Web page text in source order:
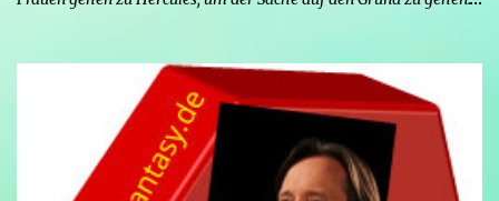
denn nun kann sie nicht nur die Frau von Hercules sein, sondern
endlich auch Menschen berühren, ohne sich zu verwandeln. Mars
ist immer noch wütend auf Hercules, weil er Xena davon
überzeugt hat, nicht mehr seine Kämpferin sein zu wollen, und
nun steht sein Racheplan kurz vor der Vollendung. Einige Männer